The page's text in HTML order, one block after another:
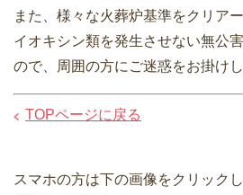
また、様々な火葬炉基準をクリア
イオキシン類を発生させない無公
ので、周囲の方にご迷惑をお掛けし
TOPページに戻る
スマホの方は下の画像をクリック